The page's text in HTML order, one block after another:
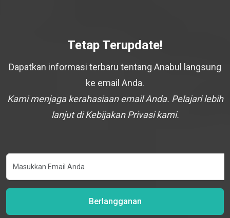
Tetap Terupdate!
Dapatkan informasi terbaru tentang Anabul langsung
ke email Anda.
Kami menjaga kerahasiaan email Anda. Pelajari lebih
lanjut di Kebijakan Privasi kami.
Berlangganan